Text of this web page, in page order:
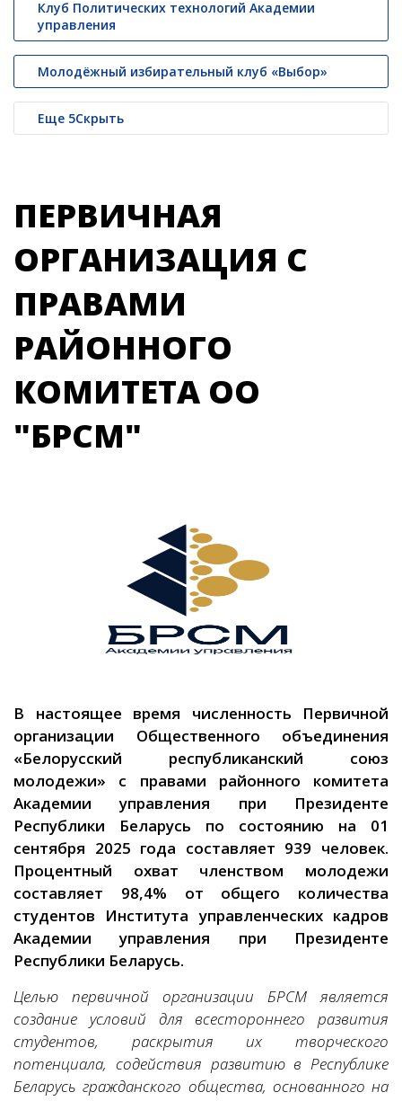
Клуб Политических технологий Академии
управления
Молодёжный избирательный клуб «Выбор»
Еще 5Скрыть
ПЕРВИЧНАЯ
ОРГАНИЗАЦИЯ С
ПРАВАМИ
РАЙОННОГО
КОМИТЕТА ОО
"БРСМ"
В настоящее время численность Первичной
организации Общественного объединения
«Белорусский республиканский союз
молодежи» с правами районного комитета
Академии управления при Президенте
Республики Беларусь по состоянию на 01
сентября 2025 года составляет 939 человек.
Процентный охват членством молодежи
составляет 98,4% от общего количества
студентов Института управленческих кадров
Академии управления при Президенте
Республики Беларусь.
Целью первичной организации БРСМ является
создание условий для всестороннего развития
студентов, раскрытия их творческого
потенциала, содействия развитию в Республике
Беларусь гражданского общества, основанного на